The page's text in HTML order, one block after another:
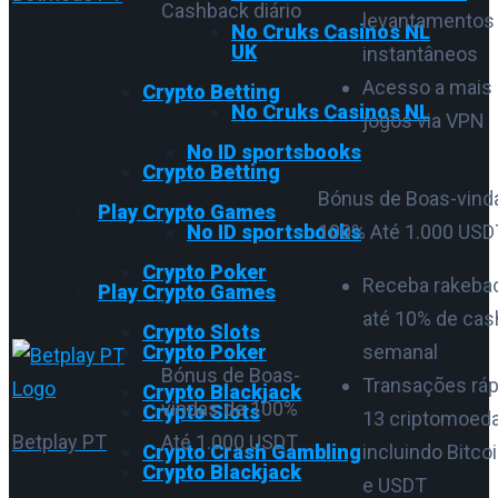
No Cruks Casinos NL
Crypto Betting
No ID sportsbooks
Play Crypto Games
Crypto Poker
Crypto Slots
Crypto Blackjack
Crypto Crash Gambling
UK
No Cruks Casinos NL
Crypto Betting
No ID sportsbooks
Play Crypto Games
Crypto Poker
Crypto Slots
Crypto Blackjack
Cashback diário
levantamentos
instantâneos
Acesso a mais
jogos via VPN
Betplay PT
Bónus de Boas-
vindas de 100%
Até 1.000 USDT
Bónus de Boas-
100% Até 1.000
Receba
até 10% de
semanal
Transações
13
incluindo
e USDT